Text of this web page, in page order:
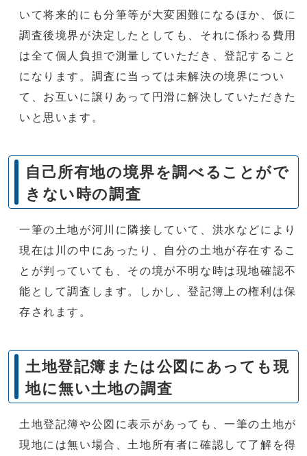
いて将来的にも分筆等が大変困難になるほか、仮に
調査後境界が決定したとしても、それに係わる費用
は全て個人負担で測量していただき、登記すること
になります。調査に当っては未解決の境界につい
て、お互いに譲りあって円滑に解決していただきた
いと思います。
自己所有地の境界を調べることがで
きない時の調査
一筆の土地が河川に隣接していて、洪水などにより
現在は川の中にあったり、自分の土地が存在するこ
とが判っていても、その境が不明な時は現地確認不
能として調査します。しかし、登記簿上の権利は保
存されます。
土地登記簿または公図にあっても現
地に無い土地の調査
土地登記簿や公図に表示があっても、一筆の土地が
現地には無い場合、土地所有者に確認して了解を得